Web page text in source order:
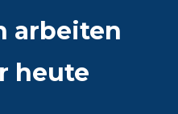
arbeiten
heute